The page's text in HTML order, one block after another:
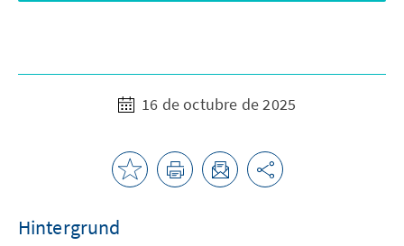
16 de octubre de 2025
Hintergrund